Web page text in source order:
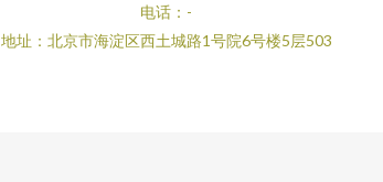
电话：-
地址：北京市海淀区西土城路1号院6号楼5层503